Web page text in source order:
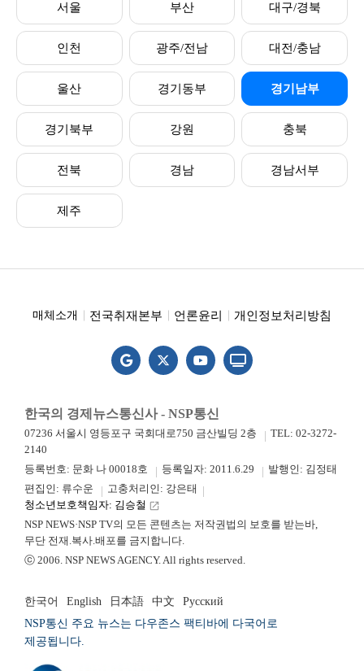
서울 부산 대구/경북
인천 광주/전남 대전/충남
울산 경기동부 경기남부
경기북부 강원 충북
전북 경남 경남서부
제주
매체소개 전국취재본부 언론윤리 개인정보처리방침
한국의 경제뉴스통신사 - NSP통신
07236 서울시 영등포구 국회대로750 금산빌딩 2층
TEL: 02-3272-
2140
등록번호: 문화 나 00018호
등록일자: 2011.6.29
발행인: 김정태
편집인: 류수운
고충처리인: 강은태
청소년보호책임자: 김승철 launch
NSP NEWS·NSP TV의 모든 콘텐츠는 저작권법의 보호를 받는바,
무단 전재.복사.배포를 금지합니다.
ⓒ 2006. NSP NEWS AGENCY. All rights reserved.
한국어 English 日本語 中文
Русский
NSP통신 주요 뉴스는 다우존스 팩티바에 다국어로
제공됩니다.